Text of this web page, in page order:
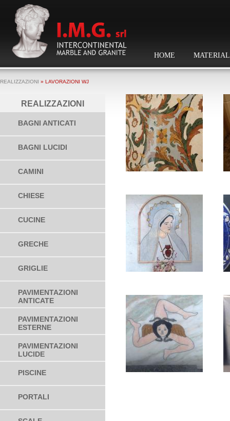
HOME
REALIZZAZIONI » LAVORAZIONI WJ
REALIZZAZIONI
BAGNI ANTICATI
BAGNI LUCIDI
CAMINI
CHIESE
CUCINE
GRECHE
GRIGLIE
PAVIMENTAZIONI
ANTICATE
PAVIMENTAZIONI
ESTERNE
PAVIMENTAZIONI
LUCIDE
PISCINE
PORTALI